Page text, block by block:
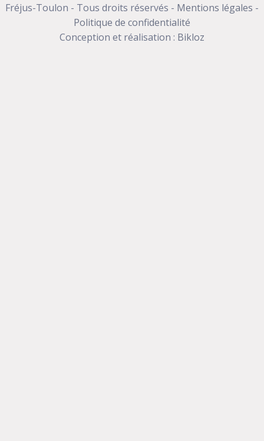
Fréjus-Toulon - Tous droits réservés - Mentions légales -
Politique de confidentialité
Conception et réalisation : Bikloz